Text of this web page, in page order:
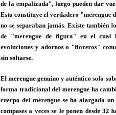
de la empalizada", luego pueden dar
Esto constituye el verdadero "merengue
no se separaban jamás. Existe también
de "merengue de figura" en el cual
evoluciones y adornos o "floreros"
sin soltarse.
El merengue genuino y auténtico solo
forma tradicional del merengue ha
cuerpo del merengue se ha alargado
compases a veces se le ponen desde